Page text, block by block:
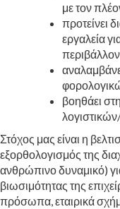
με τον
προτείνει
εργαλεία
περιβάλλον
βοηθάει
Στόχος μας είναι η
εξορθολογισμός της
ανθρώπινο δυναμικό)
βιωσιμότητας της
πρόσωπα, εταιρικά